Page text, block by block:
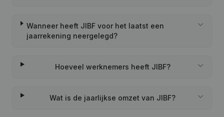
Wanneer heeft JIBF voor het laatst een
jaarrekening neergelegd?
Hoeveel werknemers heeft JIBF?
Wat is de jaarlijkse omzet van JIBF?